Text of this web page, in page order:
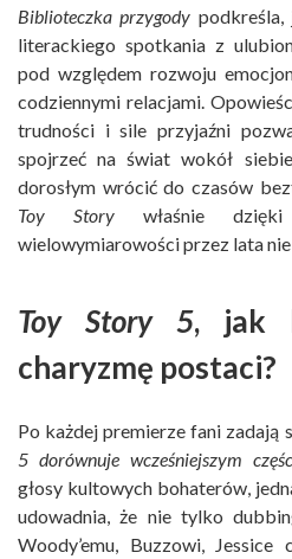
Biblioteczka przygody podkreśla,
literackiego spotkania z
pod względem rozwoju
codziennymi relacjami.
trudności i sile przyjaźni
spojrzeć na świat wokół
dorosłym wrócić do czasów
Toy Storywłaśnie
wielowymiarowości przez lata
Toy Story 5, jak
charyzmę postaci?
Po każdej premierze fani zadają
5 dorównuje wcześniejszym
głosy kultowych bohaterów,
udowadnia, że nie tylko
Woody’emu, Buzzowi,